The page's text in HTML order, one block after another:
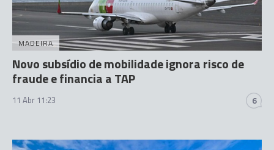
MADEIRA
Novo subsídio de mobilidade ignora risco de
fraude e financia a TAP
11 Abr 11:23 6